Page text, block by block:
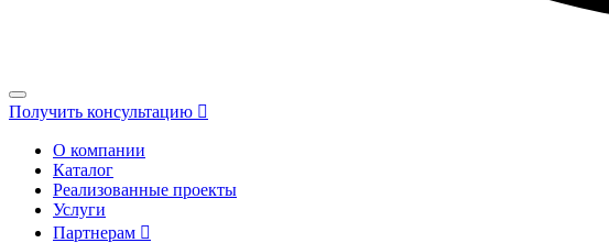
Получить консультацию
О компании
Каталог
Реализованные проекты
Услуги
Партнерам